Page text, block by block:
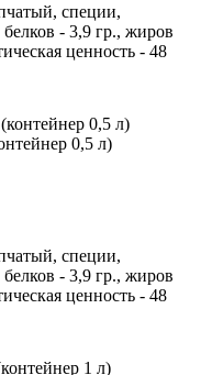
специи,
- 3,9 гр., жиров
ценность - 48
0,5 л)
специи,
- 3,9 гр., жиров
ценность - 48